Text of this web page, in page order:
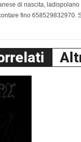
di nascita,
fino 658529832970.